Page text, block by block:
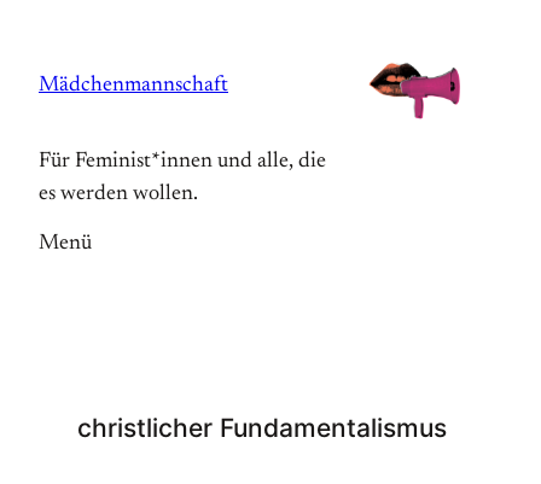
springen
Mädchenmannschaft
Für Feminist*innen und alle, die
es werden wollen.
Menü
christlicher Fundamentalismus